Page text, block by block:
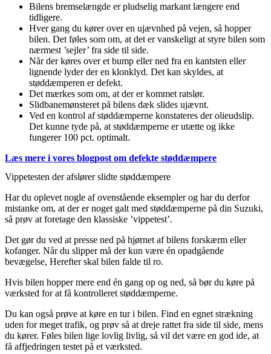
Bilens bremselængde er pludselig markant længere end
tidligere.
Hver gang du kører over en ujævnhed på vejen, så hopper
bilen. Det føles som om, at det er vanskeligt at styre bilen som
nærmest ’sejler’ fra side til side.
Når der køres over et bump eller ned fra en kantsten eller
lignende lyder der en klonklyd. Det kan skyldes, at
støddæmperen er defekt.
Det mærkes som om, at der er kommet ratslør.
Slidbanemønsteret på bilens dæk slides ujævnt.
Ved en kontrol af støddæmperne konstateres der olieudslip.
Det kunne tyde på, at støddæmperne er utætte og ikke
fungerer 100 pct. optimalt.
Læs mere i vores blogpost om defekte støddæmpere
Vippetesten der afslører slidte støddæmpere
Har du oplevet nogle af ovenstående eksempler og har du derfor
mistanke om, at der er noget galt med støddæmperne på din Suzuki,
så prøv at foretage den klassiske ’vippetest’.
Det gør du ved at presse ned på hjørnet af bilens forskærm eller
kofanger. Når du slipper må der kun være én opadgående
bevægelse, Herefter skal bilen falde til ro.
Hvis bilen hopper mere end én gang op og ned, så bør du køre på
værksted for at få kontrolleret støddæmperne.
Du kan også prøve at køre en tur i bilen. Find en egnet strækning
uden for meget trafik, og prøv så at dreje rattet fra side til side, mens
du kører. Føles bilen lige lovlig livlig, så vil det være en god ide, at
få affjedringen testet på et værksted.